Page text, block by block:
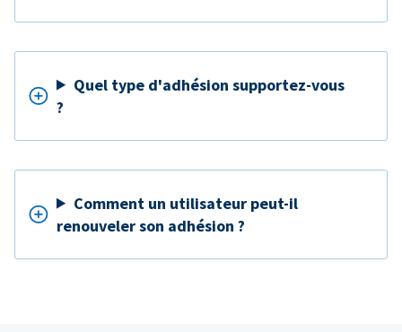
Quel type d'adhésion supportez-vous
?
Comment un utilisateur peut-il
renouveler son adhésion ?